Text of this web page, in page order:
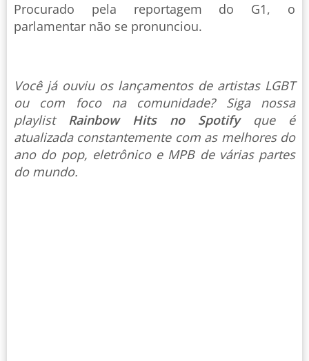
Procurado pela reportagem do G1, o
parlamentar não se pronunciou.
Você já ouviu os lançamentos de artistas LGBT
ou com foco na comunidade? Siga nossa
playlist Rainbow Hits no Spotify que é
atualizada constantemente com as melhores do
ano do pop, eletrônico e MPB de várias partes
do mundo.